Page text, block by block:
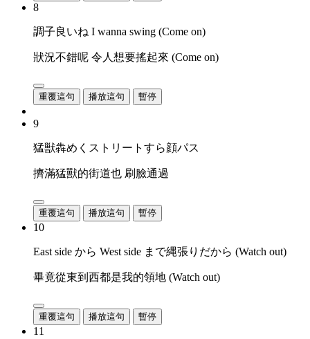
8
調子良いね I wanna swing (Come on)
狀況不錯呢 令人想要搖起來 (Come on)
重覆這句 播放這句 暫停
9
猛獣犇めくストリートすら顔パス
擠滿猛獸的街道也 刷臉通過
重覆這句 播放這句 暫停
10
East side から West side まで縄張りだから (Watch out)
畢竟從東到西都是我的領地 (Watch out)
重覆這句 播放這句 暫停
11